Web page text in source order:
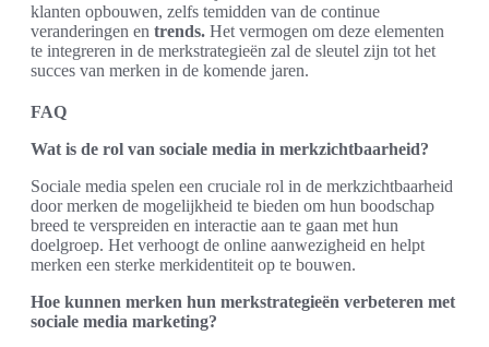
klanten opbouwen, zelfs temidden van de continue
veranderingen en trends. Het vermogen om deze elementen
te integreren in de merkstrategieën zal de sleutel zijn tot het
succes van merken in de komende jaren.
FAQ
Wat is de rol van sociale media in merkzichtbaarheid?
Sociale media spelen een cruciale rol in de merkzichtbaarheid
door merken de mogelijkheid te bieden om hun boodschap
breed te verspreiden en interactie aan te gaan met hun
doelgroep. Het verhoogt de online aanwezigheid en helpt
merken een sterke merkidentiteit op te bouwen.
Hoe kunnen merken hun merkstrategieën verbeteren met
sociale media marketing?